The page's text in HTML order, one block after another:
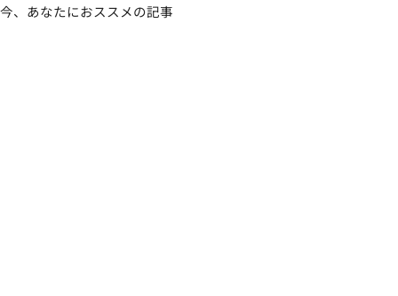
今、あなたにおススメの記事